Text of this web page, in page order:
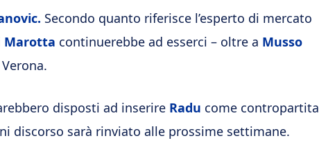
Secondo quanto riferisce l’esperto di mercato
Marotta continuerebbe ad esserci – oltre a Musso
disposti ad inserire Radu come contropartita
discorso sarà rinviato alle prossime settimane.